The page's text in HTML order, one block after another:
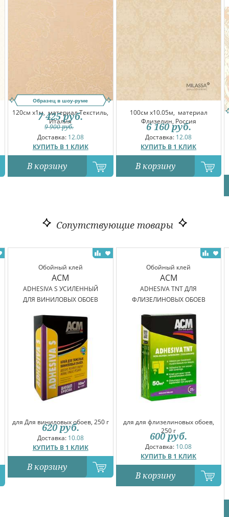
Образец в шоу-руме
120см x1м, материал Текстиль,
Италия
Доставка: 12.08
КУПИТЬ В 1 КЛИК
9 900руб.
7 425 руб.
В корзину
100см x10.05м, материал
Флизелин, Россия
Доставка: 12.08
КУПИТЬ В 1 КЛИК
6 160 руб.
В корзину
Сопутствующие товары
Обойный клей
ACM
ADHESIVA S УСИЛЕННЫЙ
ДЛЯ ВИНИЛОВЫХ ОБОЕВ
для Для виниловых обоев, 250 г
Доставка: 10.08
КУПИТЬ В 1 КЛИК
620 руб.
В корзину
Обойный клей
ACM
ADHESIVA TNT ДЛЯ
ФЛИЗЕЛИНОВЫХ ОБОЕВ
для для флизелиновых обоев,
250 г
Доставка: 10.08
КУПИТЬ В 1 КЛИК
600 руб.
В корзину